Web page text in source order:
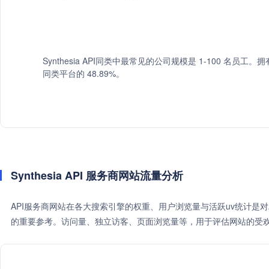
Synthesia API同类中最常见的公司规模是 1-100 名员工。
同类平台的 48.89%。
Synthesia API 服务商网站流量分析
API服务商网站在各大搜索引擎的权重、用户浏览量与活跃uv统计是
的重要参考。访问量、独立访客、页面浏览量等，用于评估网站的